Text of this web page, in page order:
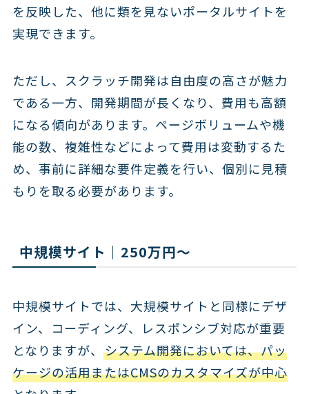
を反映した、他に類を見ないポータルサイトを
実現できます。
ただし、スクラッチ開発は自由度の高さが魅力
である一方、開発期間が長くなり、費用も高額
になる傾向があります。ページボリュームや機
能の数、複雑性などによって費用は変動するた
め、事前に詳細な要件定義を行い、個別に見積
もりを取る必要があります。
中規模サイト｜250万円～
中規模サイトでは、大規模サイトと同様にデザ
イン、コーディング、レスポンシブ対応が重要
となりますが、 システム開発においては、パッ
ケージの活用またはCMSのカスタマイズが中心